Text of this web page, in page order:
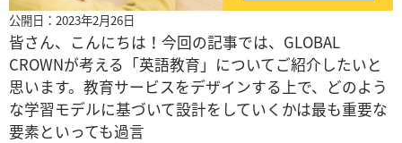
公開日：2023年2月26日
皆さん、こんにちは！今回の記事では、GLOBAL
CROWNが考える「英語教育」についてご紹介したいと
思います。教育サービスをデザインする上で、どのよう
な学習モデルに基づいて設計をしていくかは最も重要な
要素といっても過言